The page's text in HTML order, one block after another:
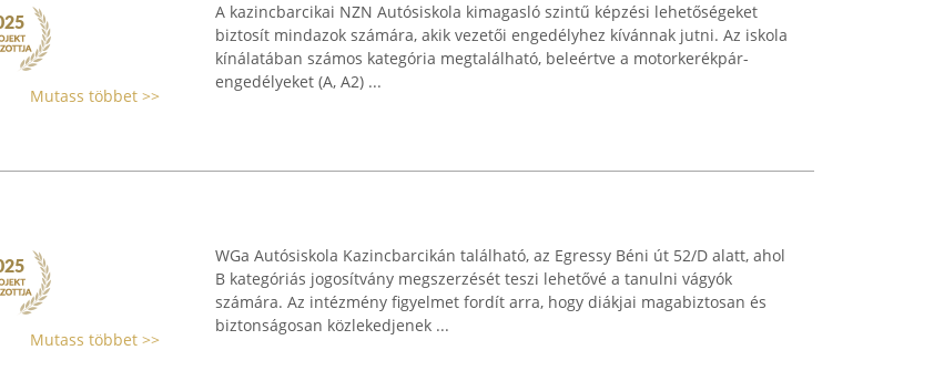
Mutass többet >>
A kazincbarcikai NZN Autósiskola kimagasló szintű képzési lehetőségeket
biztosít mindazok számára, akik vezetői engedélyhez kívánnak jutni. Az iskola
kínálatában számos kategória megtalálható, beleértve a motorkerékpár-
engedélyeket (A, A2) ...
Mutass többet >>
WGa Autósiskola Kazincbarcikán található, az Egressy Béni út 52/D alatt, ahol
B kategóriás jogosítvány megszerzését teszi lehetővé a tanulni vágyók
számára. Az intézmény figyelmet fordít arra, hogy diákjai magabiztosan és
biztonságosan közlekedjenek ...